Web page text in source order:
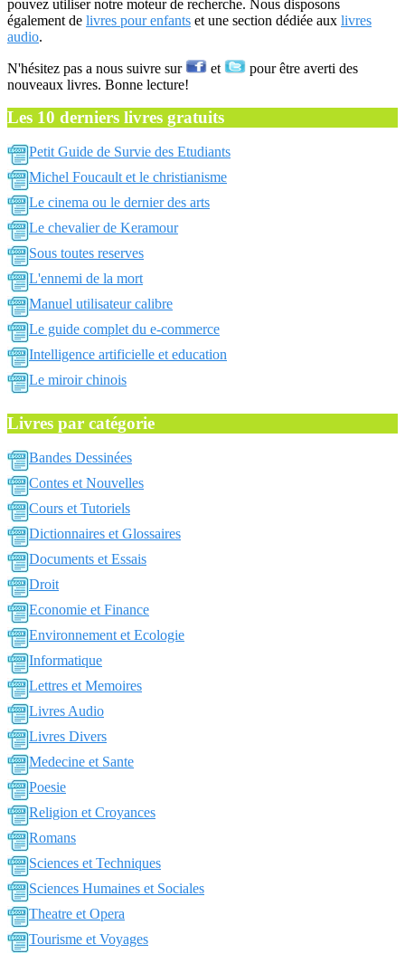
pouvez utiliser notre moteur de recherche. Nous disposons
également de livres pour enfants et une section dédiée aux livres
audio.
N'hésitez pas a nous suivre sur et
pour être averti des
nouveaux livres. Bonne lecture!
Les 10 derniers livres gratuits
Petit Guide de Survie des Etudiants
Michel Foucault et le christianisme
Le cinema ou le dernier des arts
Le chevalier de Keramour
Sous toutes reserves
L'ennemi de la mort
Manuel utilisateur calibre
Le guide complet du e-commerce
Intelligence artificielle et education
Le miroir chinois
Livres par catégorie
Bandes Dessinées
Contes et Nouvelles
Cours et Tutoriels
Dictionnaires et Glossaires
Documents et Essais
Droit
Economie et Finance
Environnement et Ecologie
Informatique
Lettres et Memoires
Livres Audio
Livres Divers
Medecine et Sante
Poesie
Religion et Croyances
Romans
Sciences et Techniques
Sciences Humaines et Sociales
Theatre et Opera
Tourisme et Voyages